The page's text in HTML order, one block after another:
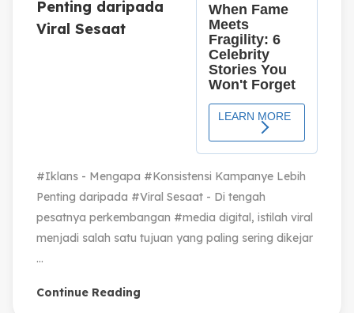
Penting daripada
Viral Sesaat
#Iklans - Mengapa #Konsistensi Kampanye Lebih
Penting daripada #Viral Sesaat - Di tengah
pesatnya perkembangan #media digital, istilah viral
menjadi salah satu tujuan yang paling sering dikejar
...
Continue Reading